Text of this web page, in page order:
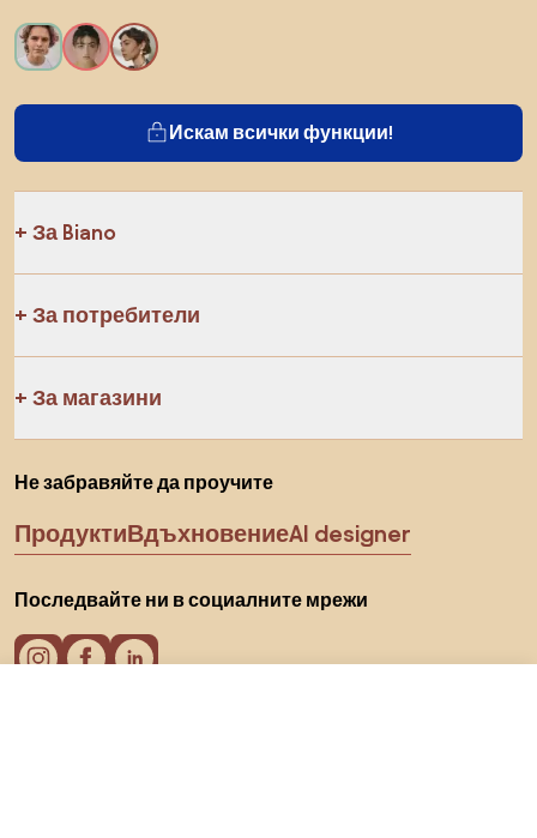
Искам всички функции!
За Biano
За потребители
За магазини
Не забравяйте да проучите
ПродуктиВдъхновениеAI designer
Последвайте ни в социалните мрежи